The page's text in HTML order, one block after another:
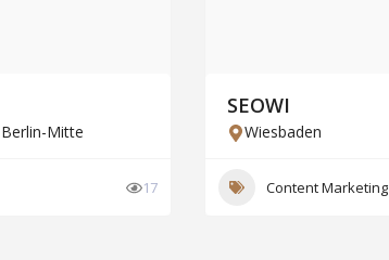
Berlin-Mitte
17
SEOWI
Wiesbaden
Content Marketing